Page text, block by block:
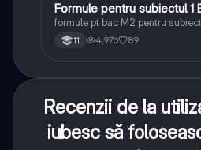
Matematică
Formule pentru subiectul 1
formule pt bac M2 pentru
11 4,976 89
Recenzii de la
iubesc să